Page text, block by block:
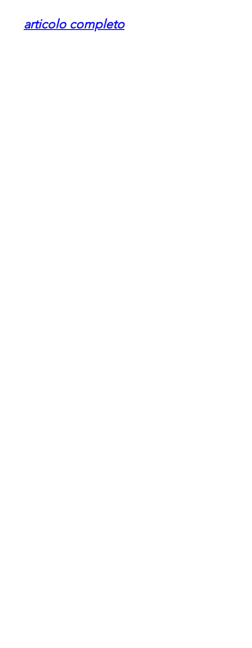
articolo completo